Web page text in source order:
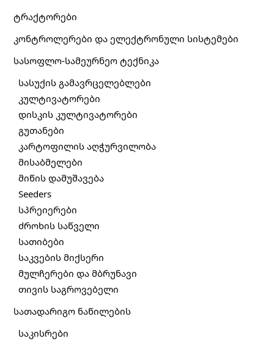
chosen
the
product
ტრაქტორები
კონტროლერები და ელექტრონული სისტემები
სასოფლო-სამეურნეო ტექნიკა
სასუქის გამავრცელებლები
კულტივატორები
დისკის კულტივატორები
გუთანები
კარტოფილის აღჭურვილობა
მისაბმელები
მიწის დამუშავება
Seeders
სპრეიერები
ძროხის საწველი
სათიბები
საკვების მიქსერი
მულჩერები და მბრუნავი
თივის საგროვებელი
სათადარიგო ნაწილების
საკისრები